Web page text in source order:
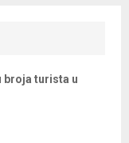
broja turista u